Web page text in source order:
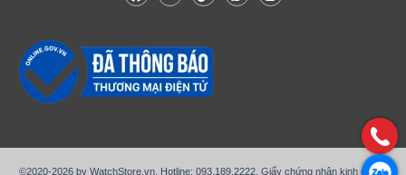
©2020-2026 by WatchStore.vn. Hotline: 093.189.2222. Giấy chứng nhận kinh doanh